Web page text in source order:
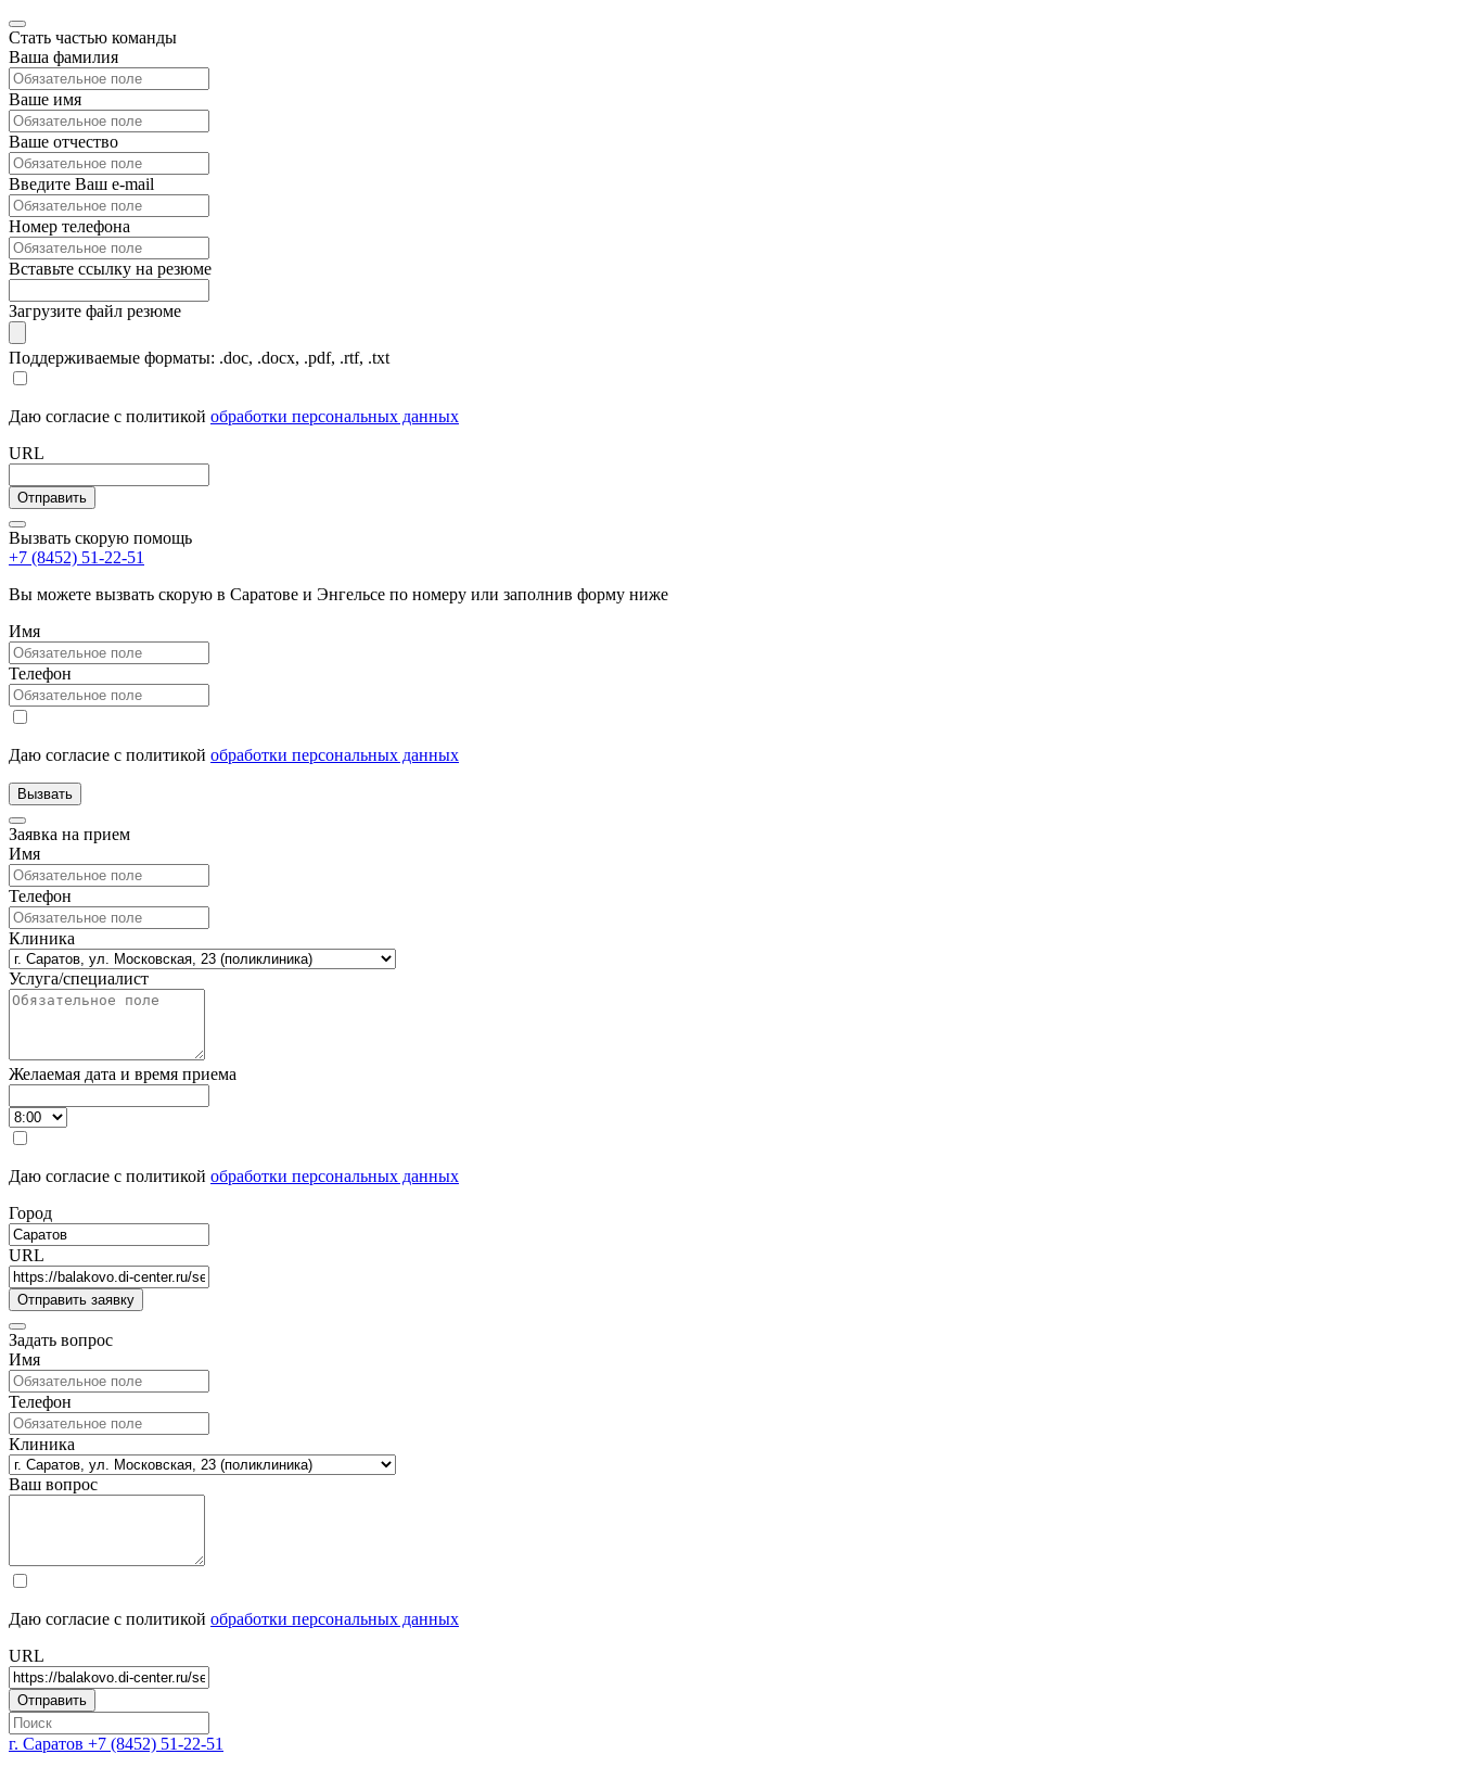
Стать частью команды
Ваша фамилия
Ваше имя
Ваше отчество
Введите Ваш e-mail
Номер телефона
Вставьте ссылку на резюме
Загрузите файл резюме
Поддерживаемые форматы: .doc, .docx, .pdf, .rtf, .txt
Даю согласие с политикой обработки персональных данных
URL
Вызвать скорую помощь
+7 (8452) 51-22-51
Вы можете вызвать скорую в Саратове и Энгельсе по номеру или заполнив форму ниже
Имя
Телефон
Даю согласие с политикой обработки персональных данных
Заявка на прием
Имя
Телефон
Клиника
Услуга/специалист
Желаемая дата и время приема
Даю согласие с политикой обработки персональных данных
Город
URL
Задать вопрос
Имя
Телефон
Клиника
Ваш вопрос
Даю согласие с политикой обработки персональных данных
URL
г. Саратов +7 (8452) 51-22-51